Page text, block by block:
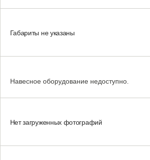
Габариты не указаны
Навесное оборудование недоступно.
Нет загруженных фотографий